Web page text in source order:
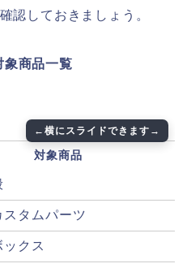
認しておきましょう。
象商品一覧
対象商品
スタムパーツ
クス